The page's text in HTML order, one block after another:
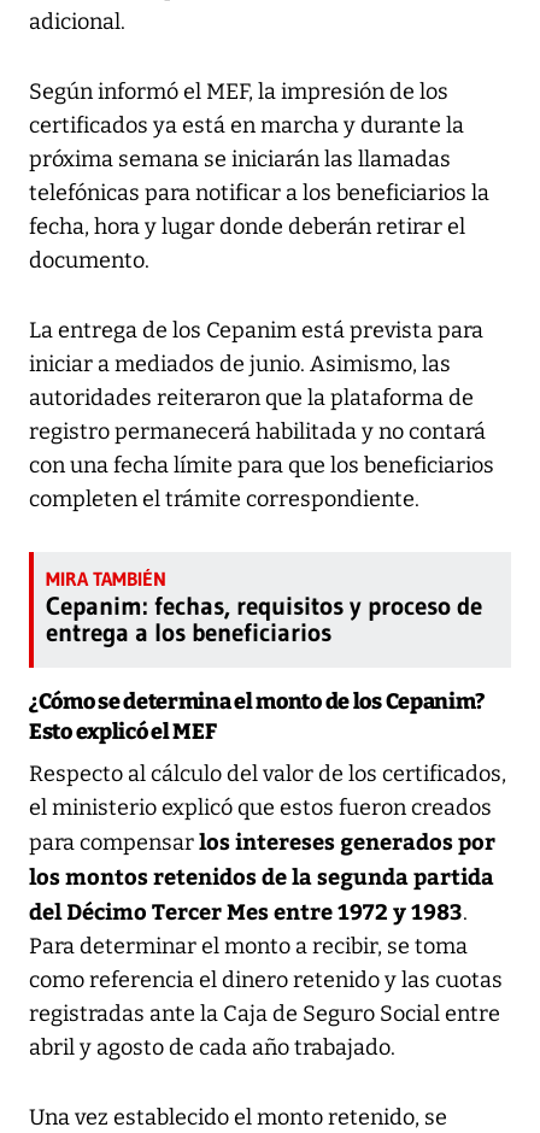
adicional.
Según informó el MEF, la impresión de los
certificados ya está en marcha y durante la
próxima semana se iniciarán las llamadas
telefónicas para notificar a los beneficiarios la
fecha, hora y lugar donde deberán retirar el
documento.
La entrega de los Cepanim está prevista para
iniciar a mediados de junio. Asimismo, las
autoridades reiteraron que la plataforma de
registro permanecerá habilitada y no contará
con una fecha límite para que los beneficiarios
completen el trámite correspondiente.
Cepanim: fechas, requisitos y proceso de
entrega a los beneficiarios
¿Cómo se determina el monto de los Cepanim?
Esto explicó el MEF
Respecto al cálculo del valor de los certificados,
el ministerio explicó que estos fueron creados
para compensarlos intereses generados por
los montos retenidos de la segunda partida
del Décimo Tercer Mes entre 1972 y 1983.
Para determinar el monto a recibir, se toma
como referencia el dinero retenido y las cuotas
registradas ante la Caja de Seguro Social entre
abril y agosto de cada año trabajado.
Una vez establecido el monto retenido, se